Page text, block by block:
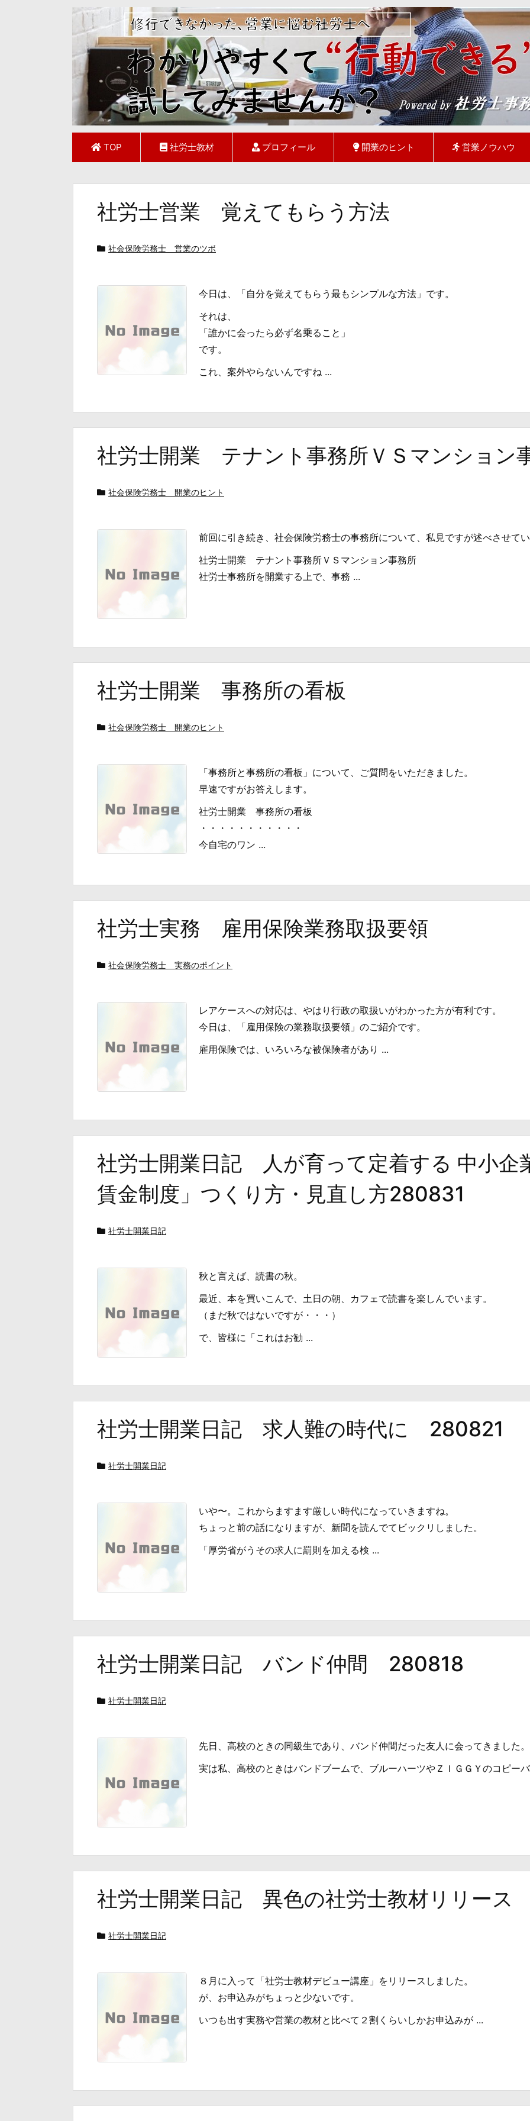
TOP 社労士教材 プロフィール 開業のヒント 営業ノウハウ
社労士営業 覚えてもらう方法
社会保険労務士 営業のツボ
今日は、「自分を覚えてもらう最もシンプルな方法」です。
それは、
「誰かに会ったら必ず名乗ること」
です。
これ、案外やらないんですね ...
社労士開業 テナント事務所ＶＳマンション
社会保険労務士 開業のヒント
前回に引き続き、社会保険労務士の事務所について、私見ですが述べさせてい
社労士開業 テナント事務所ＶＳマンション事務所
社労士事務所を開業する上で、事務 ...
社労士開業 事務所の看板
社会保険労務士 開業のヒント
「事務所と事務所の看板」について、ご質問をいただきました。
早速ですがお答えします。
社労士開業 事務所の看板
・・・・・・・・・・・
今自宅のワン ...
社労士実務 雇用保険業務取扱要領
社会保険労務士 実務のポイント
レアケースへの対応は、やはり行政の取扱いがわかった方が有利です。
今日は、「雇用保険の業務取扱要領」のご紹介です。
雇用保険では、いろいろな被保険者があり ...
社労士開業日記 人が育って定着する 中小企
賃金制度」つくり方・見直し方280831
社労士開業日記
秋と言えば、読書の秋。
最近、本を買いこんで、土日の朝、カフェで読書を楽しんでいます。
（まだ秋ではないですが・・・）
で、皆様に「これはお勧 ...
社労士開業日記 求人難の時代に 280821
社労士開業日記
いや〜。これからますます厳しい時代になっていきますね。
ちょっと前の話になりますが、新聞を読んでてビックリしました。
「厚労省がうその求人に罰則を加える検 ...
社労士開業日記 バンド仲間 280818
社労士開業日記
先日、高校のときの同級生であり、バンド仲間だった友人に会ってきました。
実は私、高校のときはバンドブームで、ブルーハーツやＺＩＧＧＹのコピー
社労士開業日記 異色の社労士教材リリー
社労士開業日記
８月に入って「社労士教材デビュー講座」をリリースしました。
が、お申込みがちょっと少ないです。
いつも出す実務や営業の教材と比べて２割くらいしかお申込みが ...